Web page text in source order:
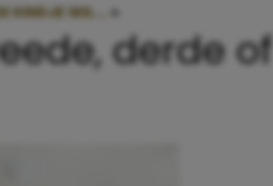
KINDJE WIL… »
derde of